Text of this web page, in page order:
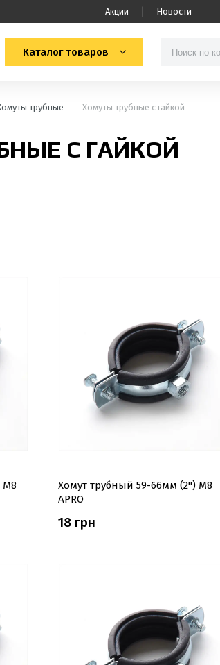
Акции Новости
Каталог товаров
трубные Хомуты трубные с гайкой
С ГАЙКОЙ
М8
Хомут трубный 59-66мм (2'') М8
APRO
18 грн